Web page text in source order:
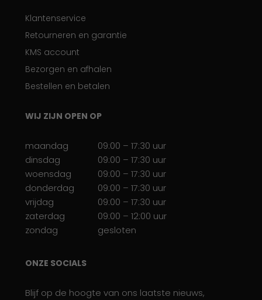
Klantenservice
Retourneren en garantie
KMS account
Bezorgen en afhalen
Bestellen en betalen
WIJ ZIJN OPEN OP
maandag
09:00 – 17:30 uur
dinsdag
09:00 – 17:30 uur
woensdag
09:00 – 17:30 uur
donderdag
09:00 – 17:30 uur
vrijdag
09:00 – 17:30 uur
zaterdag
09:00 – 12:00 uur
zondag
gesloten
ONZE SOCIALS
Blijf op de hoogte van ons laatste nieuws,